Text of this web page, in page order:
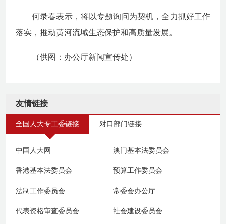
何录春表示，将以专题询问为契机，全力抓好工作
落实，推动黄河流域生态保护和高质量发展。
（供图：办公厅新闻宣传处）
友情链接
全国人大专工委链接 对口部门链接
中国人大网 澳门基本法委员会
香港基本法委员会 预算工作委员会
法制工作委员会 常委会办公厅
代表资格审查委员会 社会建设委员会